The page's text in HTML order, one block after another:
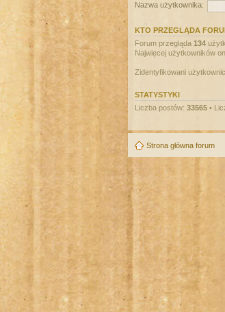
Nazwa użytkownika:
KTO PRZEGLĄDA
Forum przegląda 134
Najwięcej użytkowników
Zidentyfikowani
STATYSTYKI
Liczba postów: 33565 •
Strona główna forum